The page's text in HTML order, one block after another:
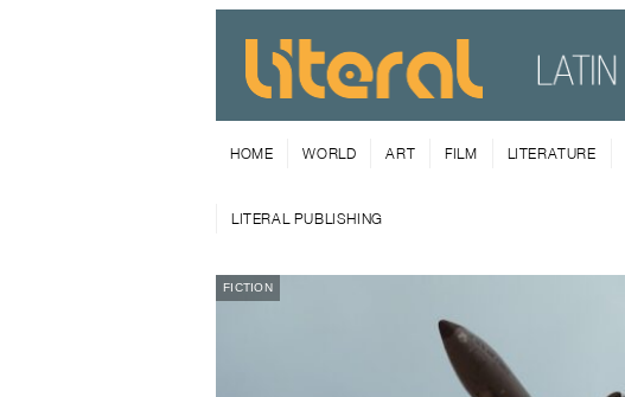
HOME WORLD ART FILM LITERATURE
LITERAL PUBLISHING
FICTION